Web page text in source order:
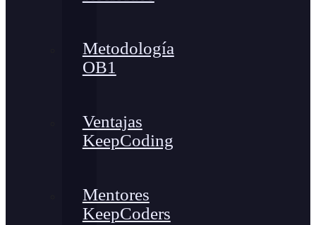
Metodología
OB1
Ventajas
KeepCoding
Mentores
KeepCoders